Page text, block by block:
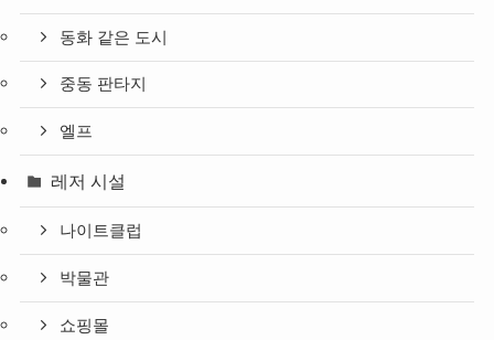
동화 같은 도시
중동 판타지
엘프
레저 시설
나이트클럽
박물관
쇼핑몰